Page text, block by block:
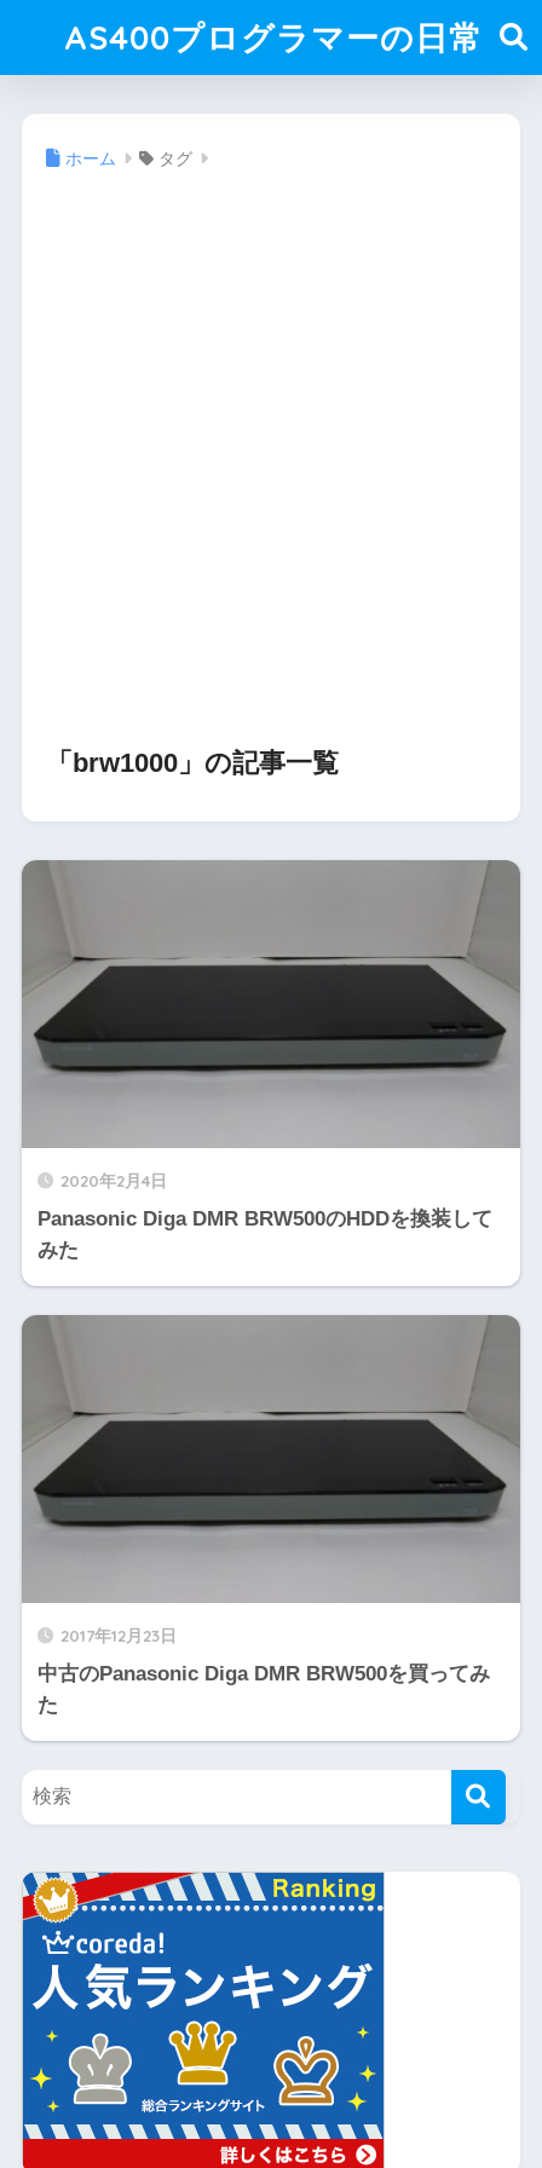
AS400プログラマーの日常
ホーム タグ
「brw1000」の記事一覧
2020年2月4日
Panasonic Diga DMR BRW500のHDDを換装して
みた
2017年12月23日
中古のPanasonic Diga DMR BRW500を買ってみ
た